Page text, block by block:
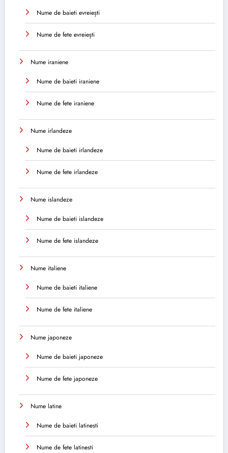
Nume de baieti evreiești
Nume de fete evreiești
Nume iraniene
Nume de baieti iraniene
Nume de fete iraniene
Nume irlandeze
Nume de baieti irlandeze
Nume de fete irlandeze
Nume islandeze
Nume de baieti islandeze
Nume de fete islandeze
Nume italiene
Nume de baieti italiene
Nume de fete italiene
Nume japoneze
Nume de baieti japoneze
Nume de fete japoneze
Nume latine
Nume de baieti latinesti
Nume de fete latinesti